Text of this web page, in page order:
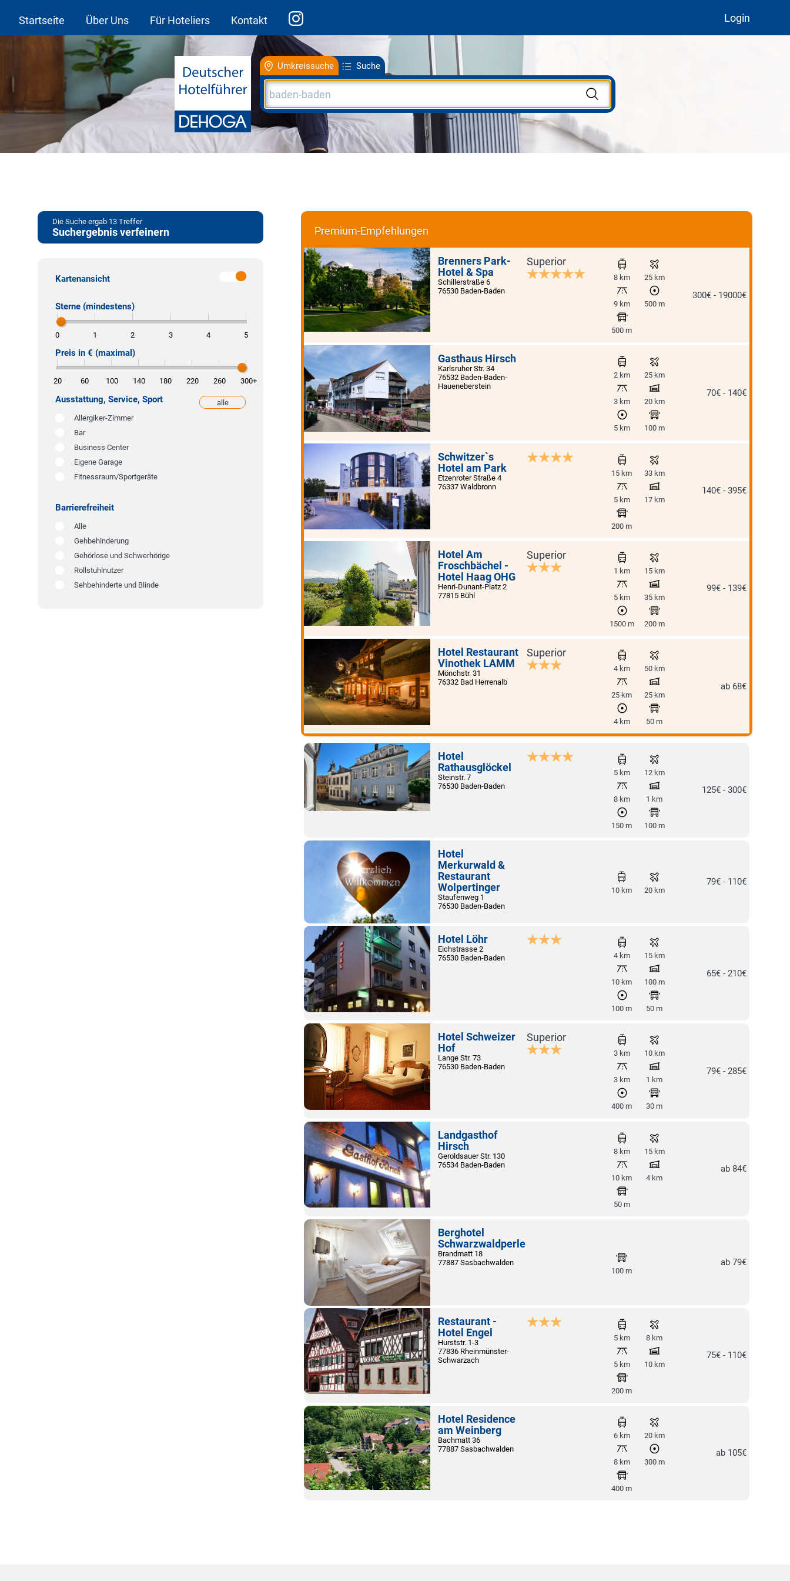
Startseite Über Uns Für Hoteliers Kontakt Login
Umkreissuche Suche
Premium-Empfehlungen
Brenners Park-
Hotel & Spa
Schillerstraße 6
76530 Baden-Baden
Superior
8 km 25 km
9 km 500 m
500 m
300€ - 19000€
Gasthaus Hirsch
Karlsruher Str. 34
76532 Baden-Baden-
Haueneberstein
2 km 25 km
3 km 20 km
5 km 100 m
70€ - 140€
Schwitzer`s
Hotel am Park
Etzenroter Straße 4
76337 Waldbronn
15 km 33 km
5 km 17 km
200 m
140€ - 395€
Hotel Am
Froschbächel -
Hotel Haag OHG
Henri-Dunant-Platz 2
77815 Bühl
Superior
1 km 15 km
5 km 35 km
1500 m 200 m
99€ - 139€
Hotel Restaurant
Vinothek LAMM
Mönchstr. 31
76332 Bad Herrenalb
Superior
4 km 50 km
25 km 25 km
4 km 50 m
ab 68€
Hotel
Rathausglöckel
Steinstr. 7
76530 Baden-Baden
5 km 12 km
8 km 1 km
150 m 100 m
125€ - 300€
Hotel
Merkurwald &
Restaurant
Wolpertinger
Staufenweg 1
76530 Baden-Baden
10 km 20 km
79€ - 110€
Hotel Löhr
Eichstrasse 2
76530 Baden-Baden
4 km 15 km
10 km 100 m
100 m 50 m
65€ - 210€
Hotel Schweizer
Hof
Lange Str. 73
76530 Baden-Baden
Superior
3 km 10 km
3 km 1 km
400 m 30 m
79€ - 285€
Landgasthof
Hirsch
Geroldsauer Str. 130
76534 Baden-Baden
8 km 15 km
10 km 4 km
50 m
ab 84€
Berghotel
Schwarzwaldperle
Brandmatt 18
77887 Sasbachwalden
100 m
ab 79€
Restaurant -
Hotel Engel
Hurststr. 1-3
77836 Rheinmünster-
Schwarzach
5 km 8 km
5 km 10 km
200 m
75€ - 110€
Hotel Residence
am Weinberg
Bachmatt 36
77887 Sasbachwalden
6 km 20 km
8 km 300 m
400 m
ab 105€
Die Suche ergab 13 Treffer
Suchergebnis verfeinern
Kartenansicht
Sterne (mindestens)
0 1 2 3 4 5
Preis in € (maximal)
20 60 100 140 180 220 260 300+
alle
Ausstattung, Service, Sport
Allergiker-Zimmer
Bar
Business Center
Eigene Garage
Fitnessraum/Sportgeräte
Barrierefreiheit
Alle
Gehbehinderung
Gehörlose und Schwerhörige
Rollstuhlnutzer
Sehbehinderte und Blinde